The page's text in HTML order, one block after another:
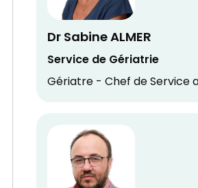
Dr Sabine ALMER
Service de Gériatrie
Gériatre - Chef de Service